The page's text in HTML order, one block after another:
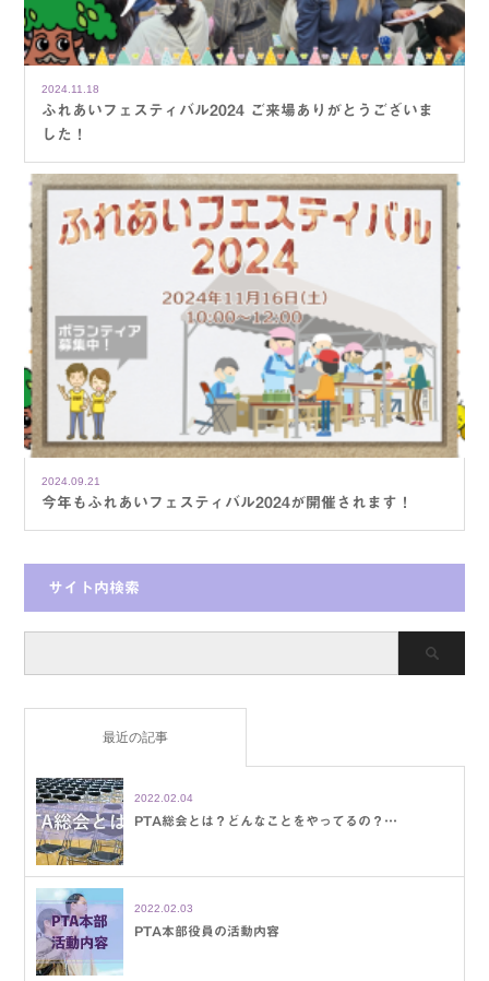
2024.11.18
ふれあいフェスティバル2024 ご来場ありがとうございま
した！
2024.09.21
今年もふれあいフェスティバル2024が開催されます！
サイト内検索
最近の記事
2022.02.04
PTA総会とは？どんなことをやってるの？…
2022.02.03
PTA本部役員の活動内容